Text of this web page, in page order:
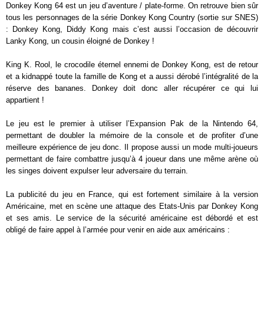
Donkey Kong 64 est un jeu d’aventure / plate-forme. On retrouve bien sûr
tous les personnages de la série Donkey Kong Country (sortie sur SNES)
: Donkey Kong, Diddy Kong mais c’est aussi l’occasion de découvrir
Lanky Kong, un cousin éloigné de Donkey !
King K. Rool, le crocodile éternel ennemi de Donkey Kong, est de retour
et a kidnappé toute la famille de Kong et a aussi dérobé l’intégralité de la
réserve des bananes. Donkey doit donc aller récupérer ce qui lui
appartient !
Le jeu est le premier à utiliser l’Expansion Pak de la Nintendo 64,
permettant de doubler la mémoire de la console et de profiter d’une
meilleure expérience de jeu donc. Il propose aussi un mode multi-joueurs
permettant de faire combattre jusqu’à 4 joueur dans une même arène où
les singes doivent expulser leur adversaire du terrain.
La publicité du jeu en France, qui est fortement similaire à la version
Américaine, met en scène une attaque des Etats-Unis par Donkey Kong
et ses amis. Le service de la sécurité américaine est débordé et est
obligé de faire appel à l’armée pour venir en aide aux américains :